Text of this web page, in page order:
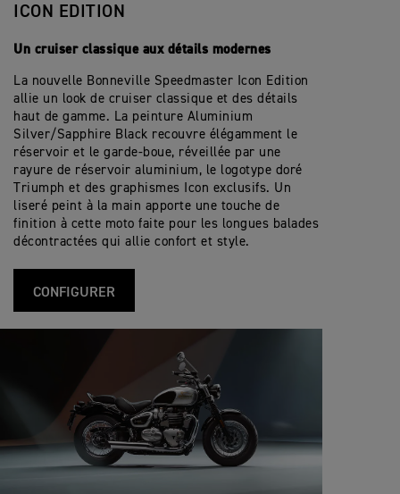
ICON EDITION
Un cruiser classique aux détails modernes
La nouvelle Bonneville Speedmaster Icon Edition
allie un look de cruiser classique et des détails
haut de gamme. La peinture Aluminium
Silver/Sapphire Black recouvre élégamment le
réservoir et le garde-boue, réveillée par une
rayure de réservoir aluminium, le logotype doré
Triumph et des graphismes Icon exclusifs. Un
liseré peint à la main apporte une touche de
finition à cette moto faite pour les longues balades
décontractées qui allie confort et style.
CONFIGURER